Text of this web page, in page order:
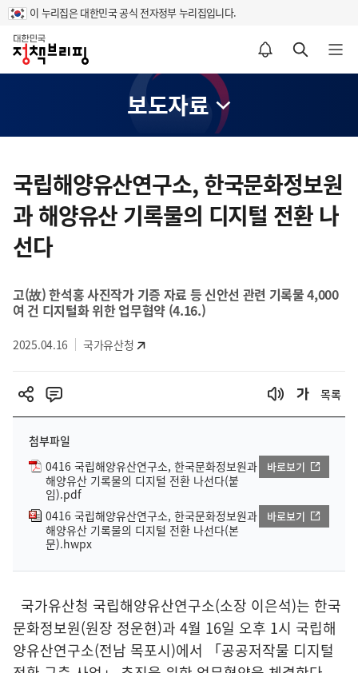
이 누리집은 대한민국 공식 전자정부 누리집입니다.
홈
알림설정 바로가기 검색 바로가기 메뉴 열기
보도자료
텐
츠
영
역
국립해양유산연구소, 한국문화정보원
과 해양유산 기록물의 디지털 전환 나
선다
고(故) 한석홍 사진작가 기증 자료 등 신안선 관련 기록물 4,000
여 건 디지털화 위한 업무협약 (4.16.)
2025.04.16 국가유산청
목록
첨부파일
0416 국립해양유산연구소, 한국문화정보원과
해양유산 기록물의 디지털 전환 나선다(붙
임).pdf
바로보기
0416 국립해양유산연구소, 한국문화정보원과
해양유산 기록물의 디지털 전환 나선다(본
문).hwpx
바로보기
국가유산청 국립해양유산연구소(소장 이은석)는 한국
문화정보원(원장 정운현)과 4월 16일 오후 1시 국립해
양유산연구소(전남 목포시)에서 「공공저작물 디지털